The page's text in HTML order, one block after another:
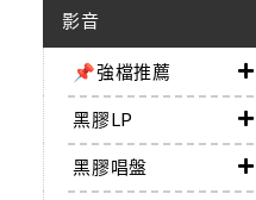
影音
📌強檔推薦
黑膠LP
黑膠唱盤